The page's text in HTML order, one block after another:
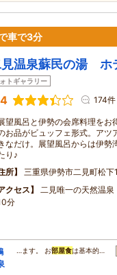
車で3分
温泉蘇民の湯 ホ
トギャラリー
174件
展望風呂と伊勢の会席料理を
お品がビュッフェ形式。アツ
なだけ。展望風呂からは伊勢
り♪
所
三重県伊勢市二見町松
クセス
二見唯一の天然温
分
…ます。 お部屋食は基本的…